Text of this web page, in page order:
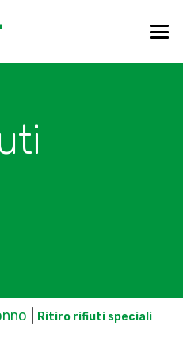
Ritiro rifiuti speciali